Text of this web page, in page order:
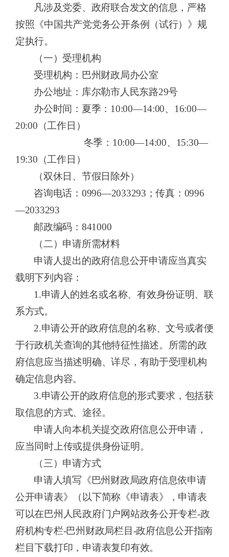
凡涉及党委、政府联合发文的信息，严格
按照《中国共产党党务公开条例（试行）》规
定执行。
（一）受理机构
受理机构： 巴州财政局办公室
办公地址：库尔勒市人民东路29号
办公时间： 夏季： 10:00—14:00、16:00—
20:00（工作日 ）
冬季： 10:00—14:00、15:30—
19:30（工作日 ）
（双休日、节假日除外）
咨询电话： 0996—2033293 ；传真： 0996
—2033293
邮政编码： 841000
（二） 申请所需材料
申请人提出的政府信息公开申请应当真实
载明下列内容：
1.申请人的姓名或名称、有效身份证明、联
系方式。
2.申请公开的政府信息的名称、文号或者便
于行政机关查询的其他特征性描述。所需的政
府信息应当描述明确、详尽，有助于受理机构
确定信息内容。
3.申请公开的政府信息的形式要求，包括获
取信息的方式、途径。
申请人向本机关提交政府信息公开申请，
应当同时上传或提供身份证明。
（三）申请方式
申请人填写《巴州财政局政府信息依申请
公开申请表》（以下简称《申请表》，申请表
可以在巴州人民政府门户网站政务公开专栏-政
府机构专栏-巴州财政局栏目-政府信息公开指南
栏目下载打印，申请表复印有效。